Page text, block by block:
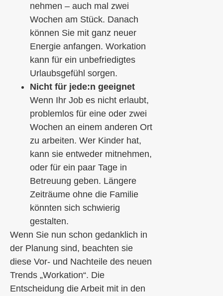
nehmen – auch mal zwei
Wochen am Stück. Danach
können Sie mit ganz neuer
Energie anfangen. Workation
kann für ein unbefriedigtes
Urlaubsgefühl sorgen.
Nicht für jede:n geeignet
Wenn Ihr Job es nicht erlaubt,
problemlos für eine oder zwei
Wochen an einem anderen Ort
zu arbeiten. Wer Kinder hat,
kann sie entweder mitnehmen,
oder für ein paar Tage in
Betreuung geben. Längere
Zeiträume ohne die Familie
könnten sich schwierig
gestalten.
Wenn Sie nun schon gedanklich in
der Planung sind, beachten sie
diese Vor- und Nachteile des neuen
Trends „Workation“. Die
Entscheidung die Arbeit mit in den